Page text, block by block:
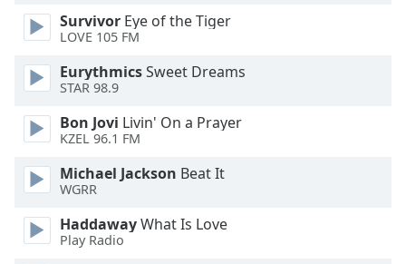
Background
Color
Opacity
Font
Size
Text
Edge
Survivor Eye of the Tiger
LOVE 105 FM
EurythmicsSweet Dreams
STAR 98.9
Bon Jovi Livin' On a Prayer
KZEL 96.1 FM
Michael Jackson Beat It
WGRR
HaddawayWhat Is Love
Play Radio